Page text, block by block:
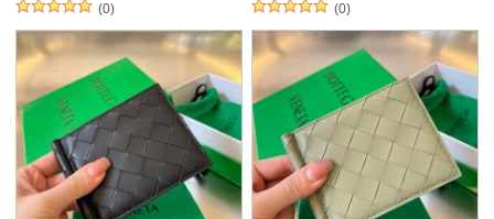
(0) (0)